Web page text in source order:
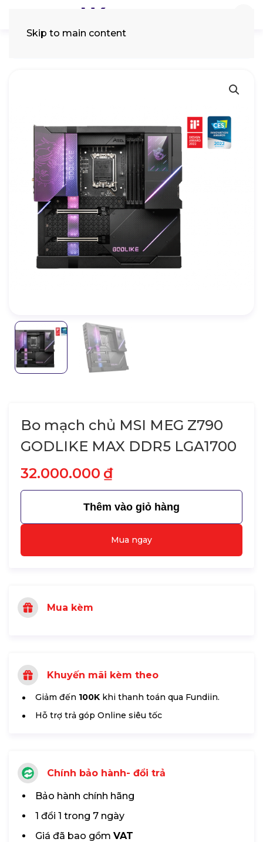
Skip to main content
Bo mạch chủ MSI MEG Z790
GODLIKE MAX DDR5 LGA1700
32.000.000 ₫
Thêm vào giỏ hàng
Mua ngay
Mua kèm
Khuyến mãi kèm theo
Giảm đến 100K khi thanh toán qua Fundiin.
Hỗ trợ trả góp Online siêu tốc
Chính bảo hành- đổi trả
Bảo hành chính hãng
1 đổi 1 trong 7 ngày
Giá đã bao gồm VAT